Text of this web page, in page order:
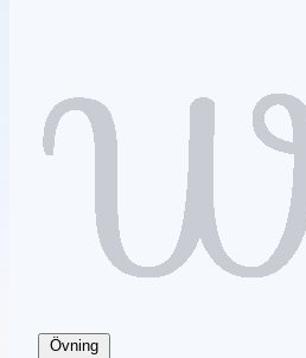
Övning